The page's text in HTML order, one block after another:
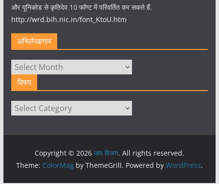
और यूनिकोड से कृतिदेव 10 फॉण्ट में परिवर्तित कर सकते हैं.
http://wrd.bih.nic.in/font_KtoU.htm
अभिलेखागार
अभिलेखागार
विषय
विषय
Copyright © 2026 जय विजय. All rights reserved.
Theme: ColorMagby ThemeGrill. Powered by WordPress.